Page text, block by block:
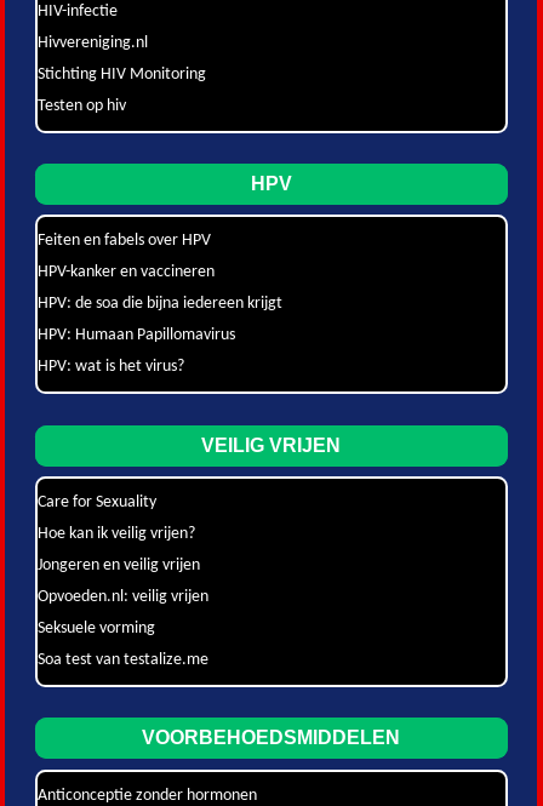
HIV-infectie
Hivvereniging.nl
Stichting HIV Monitoring
Testen op hiv
HPV
Feiten en fabels over HPV
HPV-kanker en vaccineren
HPV: de soa die bijna iedereen krijgt
HPV: Humaan Papillomavirus
HPV: wat is het virus?
VEILIG VRIJEN
Care for Sexuality
Hoe kan ik veilig vrijen?
Jongeren en veilig vrijen
Opvoeden.nl: veilig vrijen
Seksuele vorming
Soa test van testalize.me
VOORBEHOEDSMIDDELEN
Anticonceptie zonder hormonen